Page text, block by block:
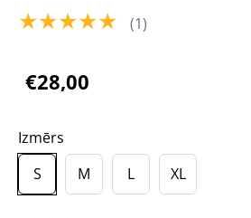
★★★★★ (1)
€28,00
Izmērs
S
M L XL